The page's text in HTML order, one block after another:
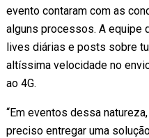
evento contaram com as
alguns processos. A equipe
lives diárias e posts sobre
altíssima velocidade no
ao 4G.
“Em eventos dessa
preciso entregar uma